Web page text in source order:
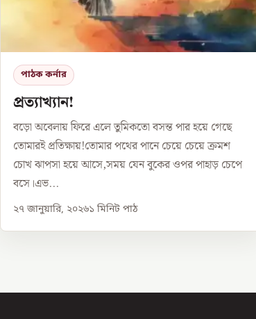
পাঠক কর্নার
প্রত্যাখ্যান!
বড়ো অবেলায় ফিরে এলে তুমিকতো বসন্ত পার হয়ে গেছে
তোমারই প্রতিক্ষায়!তোমার পথের পানে চেয়ে চেয়ে ক্রমশ
চোখ ঝাপসা হয়ে আসে,সময় যেন বুকের ওপর পাহাড় চেপে
বসে।এভ...
২৭ জানুয়ারি, ২০২৬১ মিনিট পাঠ